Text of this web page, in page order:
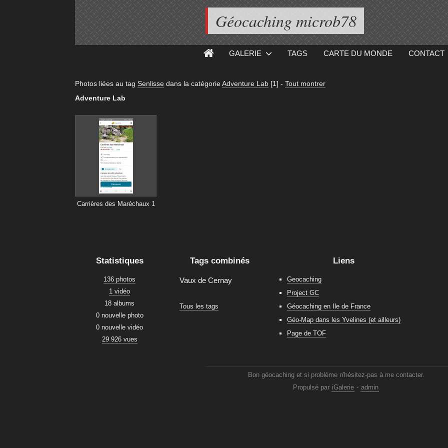
Géocaching microb78
GALERIE TAGS CARTE DU MONDE CONTACT
Photos liées au tag Senlissedans la catégorieAdventure Lab [1] - Tout montrer
Adventure Lab
Carrières des Maréchaux 1
Statistiques
136 photos
1 vidéo
18 albums
0 nouvelle photo
0 nouvelle vidéo
29 926 vues
Tags combinés
Vaux de Cernay
Tous les tags
Liens
Geocaching
Project GC
Géocaching en Ile de France
Géo-Map dans les Yvelines (et ailleurs)
Page de TOF
Bon géocaching et si problème n'hésitez-pas à me contacter.
Propulsé par iGalerie - admin